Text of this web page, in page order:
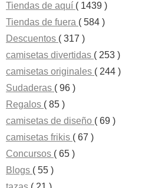
Tiendas de aquí ( 1439 )
Tiendas de fuera ( 584 )
Descuentos ( 317 )
camisetas divertidas ( 253 )
camisetas originales ( 244 )
Sudaderas ( 96 )
Regalos ( 85 )
camisetas de diseño ( 69 )
camisetas frikis ( 67 )
Concursos ( 65 )
Blogs ( 55 )